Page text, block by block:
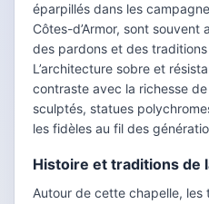
éparpillés dans les
Côtes-d’Armor, sont souvent
des pardons et des
L’architecture sobre et
contraste avec la richesse
sculptés, statues
les fidèles au fil des
Histoire et traditions de
Autour de cette chapelle, les